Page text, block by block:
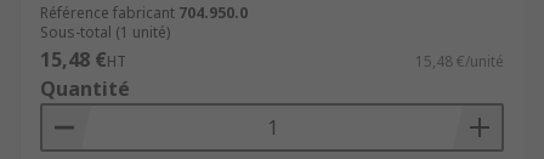
Référence fabricant 704.950.0
Sous-total (1 unité)
15,48 €HT 15,48 €/unité
Quantité